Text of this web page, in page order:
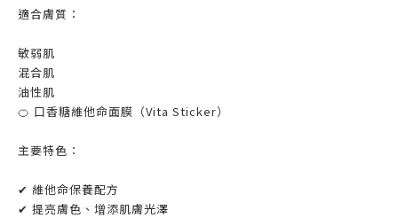
適合膚質：
敏弱肌
混合肌
油性肌
🍊 口香糖維他命面膜（Vita Sticker）
主要特色：
✔ 維他命保養配方
✔ 提亮膚色、增添肌膚光澤